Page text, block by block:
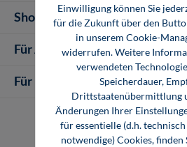
Shop-Service
Für Autor-/innen
Für Unternehmen
Einwilligung können Sie
für die Zukunft über den
in unserem Cookie-
widerrufen. Weitere
verwendeten
Speicherdauer,
Drittstaatenübermittlung
Änderungen Ihrer
für essentielle (d.h.
notwendige) Cookies, finden